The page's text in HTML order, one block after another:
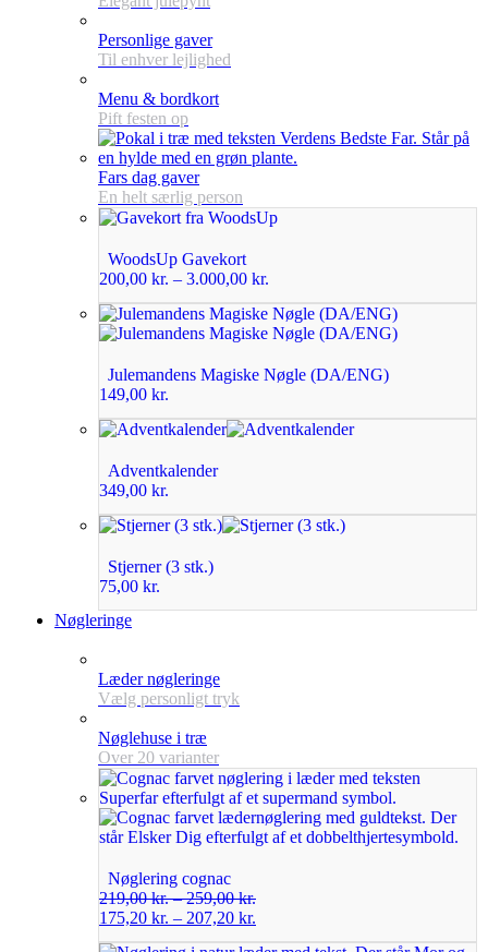
Personlige gaver
Til enhver lejlighed
Menu & bordkort
Pift festen op
Fars dag gaver
En helt særlig person
WoodsUp Gavekort
200,00 kr. – 3.000,00 kr.
Julemandens Magiske Nøgle (DA/ENG)
149,00 kr.
Adventkalender
349,00 kr.
Stjerner (3 stk.)
75,00 kr.
Nøgleringe
Læder nøgleringe
Vælg personligt tryk
Nøglehuse i træ
Over 20 varianter
Nøglering cognac
219,00kr.–259,00kr.
175,20 kr. – 207,20 kr.